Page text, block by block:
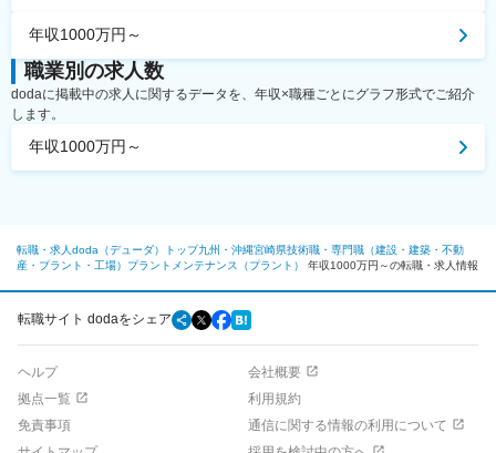
年収1000万円～
職業別の求人数
dodaに掲載中の求人に関するデータを、年収×職種ごとにグラフ形式でご紹介
します。
年収1000万円～
転職・求人doda（デューダ）トップ九州・沖縄宮崎県技術職・専門職（建設・建築・不動
産・プラント・工場） プラント メンテナンス（プラント） 年収1000万円～の転職・求人情報
転職サイト dodaをシェア
ヘルプ
会社概要
拠点一覧
利用規約
免責事項
通信に関する情報の利用について